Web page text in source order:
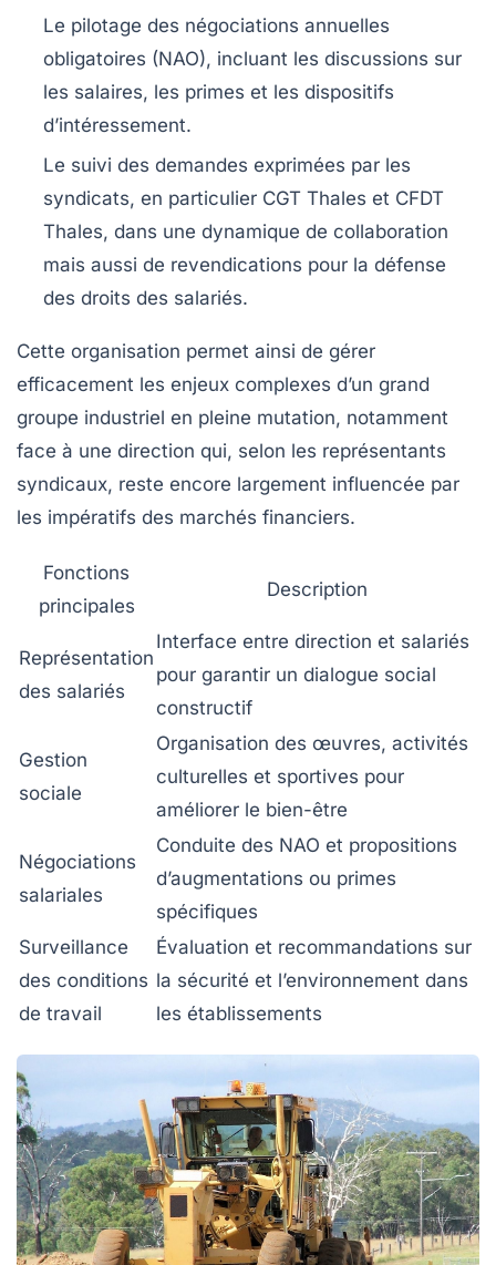
Le pilotage des négociations annuelles
obligatoires (NAO), incluant les discussions sur
les salaires, les primes et les dispositifs
d’intéressement.
Le suivi des demandes exprimées par les
syndicats, en particulier CGT Thales et CFDT
Thales, dans une dynamique de collaboration
mais aussi de revendications pour la défense
des droits des salariés.
Cette organisation permet ainsi de gérer
efficacement les enjeux complexes d’un grand
groupe industriel en pleine mutation, notamment
face à une direction qui, selon les représentants
syndicaux, reste encore largement influencée par
les impératifs des marchés financiers.
Fonctions
principales
Description
Représentation
des salariés
Interface entre direction et salariés
pour garantir un dialogue social
constructif
Gestion
sociale
Organisation des œuvres, activités
culturelles et sportives pour
améliorer le bien-être
Négociations
salariales
Conduite des NAO et propositions
d’augmentations ou primes
spécifiques
Surveillance
des conditions
de travail
Évaluation et recommandations sur
la sécurité et l’environnement dans
les établissements